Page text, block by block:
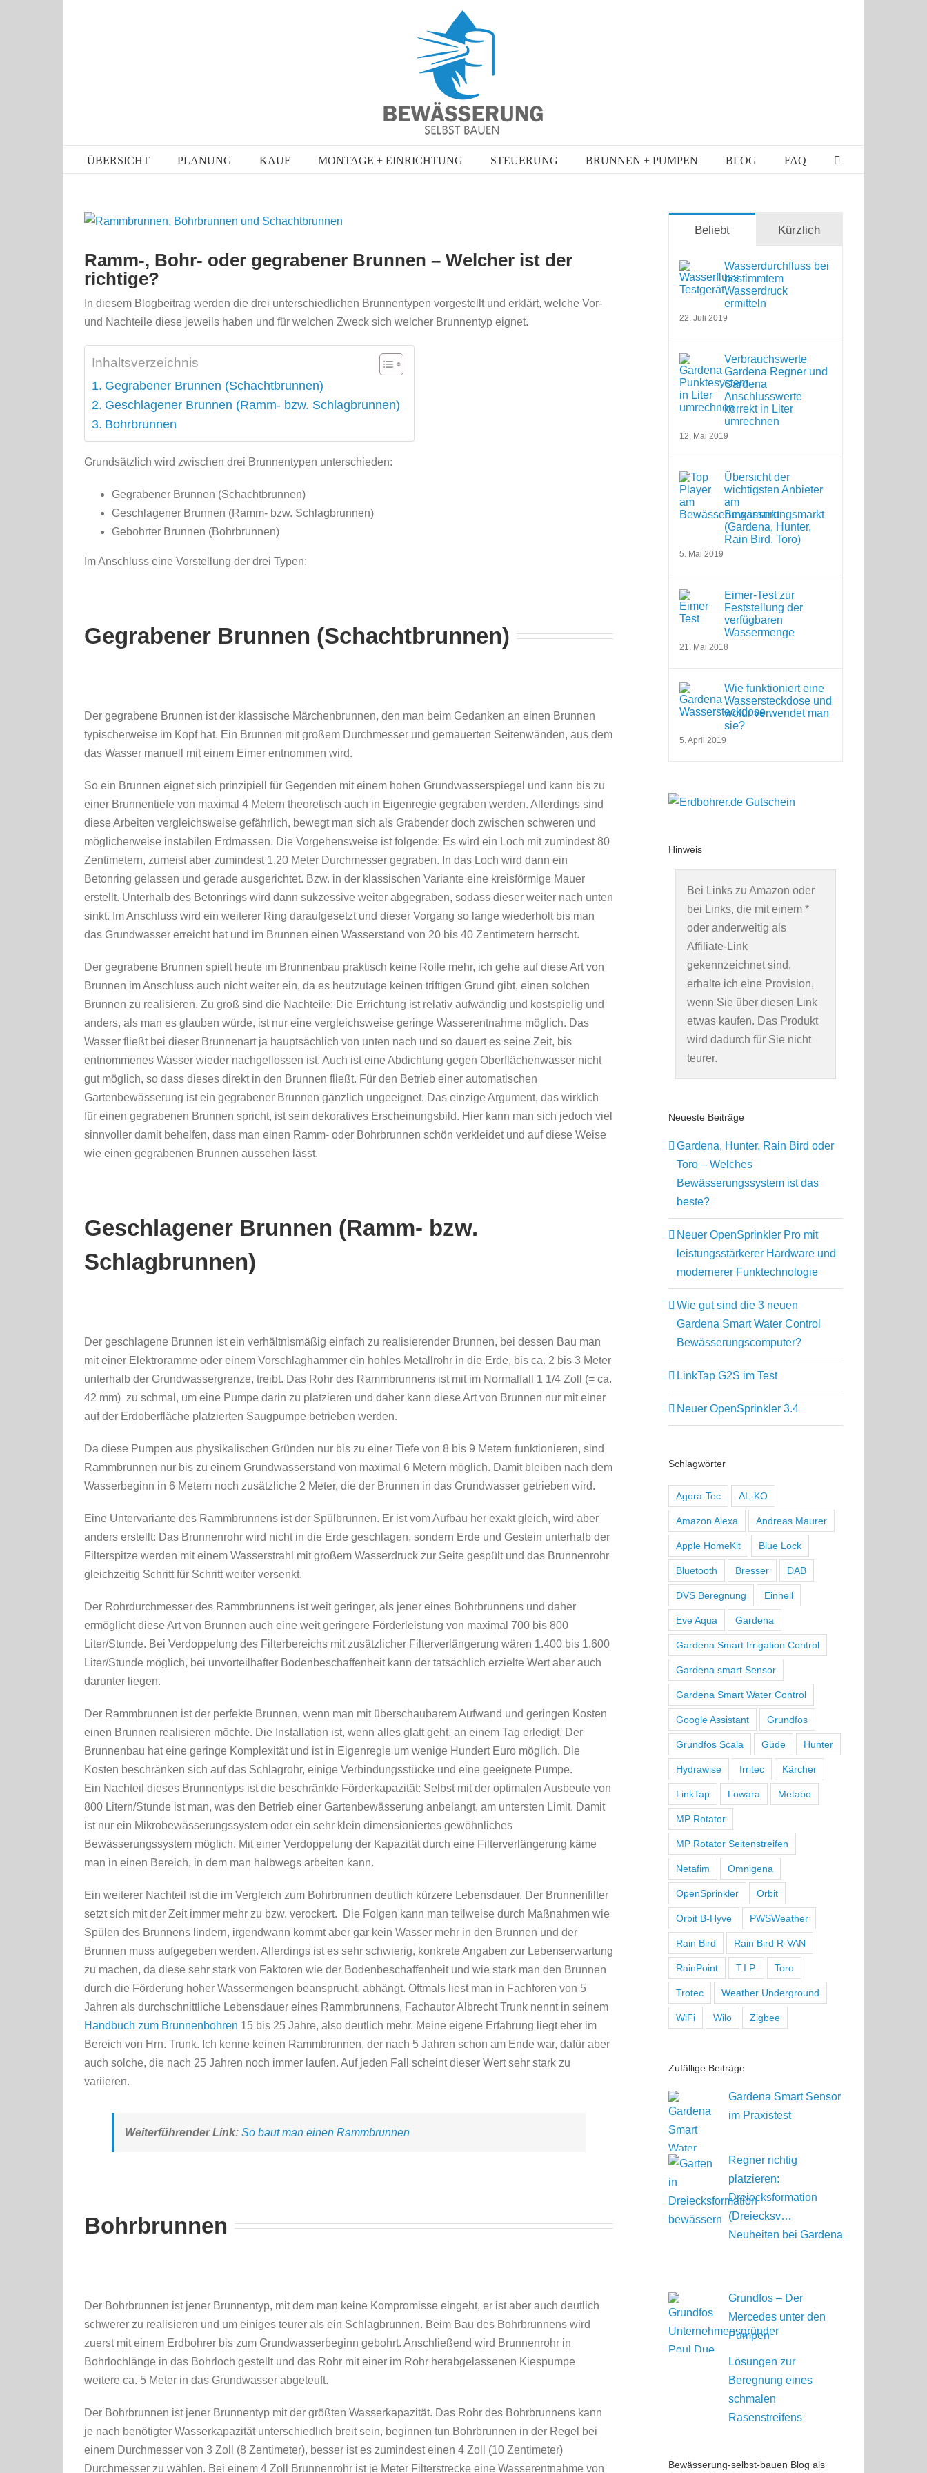
ÜBERSICHT PLANUNG KAUF MONTAGE + EINRICHTUNG STEUERUNG BRUNNEN + PUMPEN BLOG FAQ
Zeige
Bild
Ramm-, Bohr- oder gegrabener Brunnen – Welcher ist der
richtige?
In diesem Blogbeitrag werden die drei unterschiedlichen Brunnentypen vorgestellt und erklärt, welche Vor-
und Nachteile diese jeweils haben und für welchen Zweck sich welcher Brunnentyp eignet.
Inhaltsverzeichnis
Gegrabener Brunnen (Schachtbrunnen)
Geschlagener Brunnen (Ramm- bzw. Schlagbrunnen)
Bohrbrunnen
Grundsätzlich wird zwischen drei Brunnentypen unterschieden:
Gegrabener Brunnen (Schachtbrunnen)
Geschlagener Brunnen (Ramm- bzw. Schlagbrunnen)
Gebohrter Brunnen (Bohrbrunnen)
Im Anschluss eine Vorstellung der drei Typen:
Gegrabener Brunnen (Schachtbrunnen)
Der gegrabene Brunnen ist der klassische Märchenbrunnen, den man beim Gedanken an einen Brunnen
typischerweise im Kopf hat. Ein Brunnen mit großem Durchmesser und gemauerten Seitenwänden, aus dem
das Wasser manuell mit einem Eimer entnommen wird.
So ein Brunnen eignet sich prinzipiell für Gegenden mit einem hohen Grundwasserspiegel und kann bis zu
einer Brunnentiefe von maximal 4 Metern theoretisch auch in Eigenregie gegraben werden. Allerdings sind
diese Arbeiten vergleichsweise gefährlich, bewegt man sich als Grabender doch zwischen schweren und
möglicherweise instabilen Erdmassen. Die Vorgehensweise ist folgende: Es wird ein Loch mit zumindest 80
Zentimetern, zumeist aber zumindest 1,20 Meter Durchmesser gegraben. In das Loch wird dann ein
Betonring gelassen und gerade ausgerichtet. Bzw. in der klassischen Variante eine kreisförmige Mauer
erstellt. Unterhalb des Betonrings wird dann sukzessive weiter abgegraben, sodass dieser weiter nach unten
sinkt. Im Anschluss wird ein weiterer Ring daraufgesetzt und dieser Vorgang so lange wiederholt bis man
das Grundwasser erreicht hat und im Brunnen einen Wasserstand von 20 bis 40 Zentimetern herrscht.
Der gegrabene Brunnen spielt heute im Brunnenbau praktisch keine Rolle mehr, ich gehe auf diese Art von
Brunnen im Anschluss auch nicht weiter ein, da es heutzutage keinen triftigen Grund gibt, einen solchen
Brunnen zu realisieren. Zu groß sind die Nachteile: Die Errichtung ist relativ aufwändig und kostspielig und
anders, als man es glauben würde, ist nur eine vergleichsweise geringe Wasserentnahme möglich. Das
Wasser fließt bei dieser Brunnenart ja hauptsächlich von unten nach und so dauert es seine Zeit, bis
entnommenes Wasser wieder nachgeflossen ist. Auch ist eine Abdichtung gegen Oberflächenwasser nicht
gut möglich, so dass dieses direkt in den Brunnen fließt. Für den Betrieb einer automatischen
Gartenbewässerung ist ein gegrabener Brunnen gänzlich ungeeignet. Das einzige Argument, das wirklich
für einen gegrabenen Brunnen spricht, ist sein dekoratives Erscheinungsbild. Hier kann man sich jedoch viel
sinnvoller damit behelfen, dass man einen Ramm- oder Bohrbrunnen schön verkleidet und auf diese Weise
wie einen gegrabenen Brunnen aussehen lässt.
Geschlagener Brunnen (Ramm- bzw.
Schlagbrunnen)
Der geschlagene Brunnen ist ein verhältnismäßig einfach zu realisierender Brunnen, bei dessen Bau man
mit einer Elektroramme oder einem Vorschlaghammer ein hohles Metallrohr in die Erde, bis ca. 2 bis 3 Meter
unterhalb der Grundwassergrenze, treibt. Das Rohr des Rammbrunnens ist mit im Normalfall 1 1/4 Zoll (= ca.
42 mm) zu schmal, um eine Pumpe darin zu platzieren und daher kann diese Art von Brunnen nur mit einer
auf der Erdoberfläche platzierten Saugpumpe betrieben werden.
Da diese Pumpen aus physikalischen Gründen nur bis zu einer Tiefe von 8 bis 9 Metern funktionieren, sind
Rammbrunnen nur bis zu einem Grundwasserstand von maximal 6 Metern möglich. Damit bleiben nach dem
Wasserbeginn in 6 Metern noch zusätzliche 2 Meter, die der Brunnen in das Grundwasser getrieben wird.
Eine Untervariante des Rammbrunnens ist der Spülbrunnen. Er ist vom Aufbau her exakt gleich, wird aber
anders erstellt: Das Brunnenrohr wird nicht in die Erde geschlagen, sondern Erde und Gestein unterhalb der
Filterspitze werden mit einem Wasserstrahl mit großem Wasserdruck zur Seite gespült und das Brunnenrohr
gleichzeitig Schritt für Schritt weiter versenkt.
Der Rohrdurchmesser des Rammbrunnens ist weit geringer, als jener eines Bohrbrunnens und daher
ermöglicht diese Art von Brunnen auch eine weit geringere Förderleistung von maximal 700 bis 800
Liter/Stunde. Bei Verdoppelung des Filterbereichs mit zusätzlicher Filterverlängerung wären 1.400 bis 1.600
Liter/Stunde möglich, bei unvorteilhafter Bodenbeschaffenheit kann der tatsächlich erzielte Wert aber auch
darunter liegen.
Der Rammbrunnen ist der perfekte Brunnen, wenn man mit überschaubarem Aufwand und geringen Kosten
einen Brunnen realisieren möchte. Die Installation ist, wenn alles glatt geht, an einem Tag erledigt. Der
Brunnenbau hat eine geringe Komplexität und ist in Eigenregie um wenige Hundert Euro möglich. Die
Kosten beschränken sich auf das Schlagrohr, einige Verbindungsstücke und eine geeignete Pumpe.
Ein Nachteil dieses Brunnentyps ist die beschränkte Förderkapazität: Selbst mit der optimalen Ausbeute von
800 Litern/Stunde ist man, was den Betrieb einer Gartenbewässerung anbelangt, am untersten Limit. Damit
ist nur ein Mikrobewässerungssystem oder ein sehr klein dimensioniertes gewöhnliches
Bewässerungssystem möglich. Mit einer Verdoppelung der Kapazität durch eine Filterverlängerung käme
man in einen Bereich, in dem man halbwegs arbeiten kann.
Ein weiterer Nachteil ist die im Vergleich zum Bohrbrunnen deutlich kürzere Lebensdauer. Der Brunnenfilter
setzt sich mit der Zeit immer mehr zu bzw. verockert. Die Folgen kann man teilweise durch Maßnahmen wie
Spülen des Brunnens lindern, irgendwann kommt aber gar kein Wasser mehr in den Brunnen und der
Brunnen muss aufgegeben werden. Allerdings ist es sehr schwierig, konkrete Angaben zur Lebenserwartung
zu machen, da diese sehr stark von Faktoren wie der Bodenbeschaffenheit und wie stark man den Brunnen
durch die Förderung hoher Wassermengen beansprucht, abhängt. Oftmals liest man in Fachforen von 5
Jahren als durchschnittliche Lebensdauer eines Rammbrunnens, Fachautor Albrecht Trunk nennt in seinem
Handbuch zum Brunnenbohren 15 bis 25 Jahre, also deutlich mehr. Meine eigene Erfahrung liegt eher im
Bereich von Hrn. Trunk. Ich kenne keinen Rammbrunnen, der nach 5 Jahren schon am Ende war, dafür aber
auch solche, die nach 25 Jahren noch immer laufen. Auf jeden Fall scheint dieser Wert sehr stark zu
variieren.
Weiterführender Link: So baut man einen Rammbrunnen
Bohrbrunnen
Der Bohrbrunnen ist jener Brunnentyp, mit dem man keine Kompromisse eingeht, er ist aber auch deutlich
schwerer zu realisieren und um einiges teurer als ein Schlagbrunnen. Beim Bau des Bohrbrunnens wird
zuerst mit einem Erdbohrer bis zum Grundwasserbeginn gebohrt. Anschließend wird Brunnenrohr in
Bohrlochlänge in das Bohrloch gestellt und das Rohr mit einer im Rohr herabgelassenen Kiespumpe
weitere ca. 5 Meter in das Grundwasser abgeteuft.
Der Bohrbrunnen ist jener Brunnentyp mit der größten Wasserkapazität. Das Rohr des Bohrbrunnens kann
je nach benötigter Wasserkapazität unterschiedlich breit sein, beginnen tun Bohrbrunnen in der Regel bei
einem Durchmesser von 3 Zoll (8 Zentimeter), besser ist es zumindest einen 4 Zoll (10 Zentimeter)
Durchmesser zu wählen. Bei einem 4 Zoll Brunnenrohr ist je Meter Filterstrecke eine Wasserentnahme von
Beliebt Kürzlich
Wasserdurchfluss bei
bestimmtem
Wasserdruck
ermitteln
22. Juli 2019
Verbrauchswerte
Gardena Regner und
Gardena
Anschlusswerte
korrekt in Liter
umrechnen
12. Mai 2019
Übersicht der
wichtigsten Anbieter
am
Bewässerungsmarkt
(Gardena, Hunter,
Rain Bird, Toro)
5. Mai 2019
Eimer-Test zur
Feststellung der
verfügbaren
Wassermenge
21. Mai 2018
Wie funktioniert eine
Wassersteckdose und
wofür verwendet man
sie?
5. April 2019
Hinweis
Bei Links zu Amazon oder
bei Links, die mit einem *
oder anderweitig als
Affiliate-Link
gekennzeichnet sind,
erhalte ich eine Provision,
wenn Sie über diesen Link
etwas kaufen. Das Produkt
wird dadurch für Sie nicht
teurer.
Neueste Beiträge
Gardena, Hunter, Rain Bird oder
Toro – Welches
Bewässerungssystem ist das
beste?
Neuer OpenSprinkler Pro mit
leistungsstärkerer Hardware und
modernerer Funktechnologie
Wie gut sind die 3 neuen
Gardena Smart Water Control
Bewässerungscomputer?
LinkTap G2S im Test
Neuer OpenSprinkler 3.4
Schlagwörter
Agora-Tec AL-KO
Amazon Alexa Andreas Maurer
Apple HomeKit Blue Lock
Bluetooth Bresser DAB
DVS Beregnung Einhell
Eve Aqua Gardena
Gardena Smart Irrigation Control
Gardena smart Sensor
Gardena Smart Water Control
Google Assistant Grundfos
Grundfos Scala Güde Hunter
Hydrawise Irritec Kärcher
LinkTap Lowara Metabo
MP Rotator
MP Rotator Seitenstreifen
Netafim Omnigena
OpenSprinkler Orbit
Orbit B-Hyve PWSWeather
Rain Bird Rain Bird R-VAN
RainPoint T.I.P. Toro
Trotec Weather Underground
WiFi Wilo Zigbee
Zufällige Beiträge
Gardena Smart Sensor
im Praxistest
Regner richtig
platzieren:
Dreiecksformation
(Dreiecksv…
Neuheiten bei Gardena
Grundfos – Der
Mercedes unter den
Pumpen
Lösungen zur
Beregnung eines
schmalen
Rasenstreifens
Bewässerung-selbst-bauen Blog als